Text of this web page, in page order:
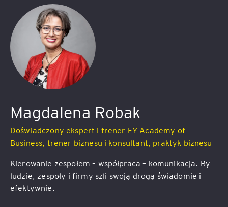
Magdalena Robak
Doświadczony ekspert i trener EY Academy of
Business, trener biznesu i konsultant, praktyk biznesu
Kierowanie zespołem – współpraca – komunikacja. By
ludzie, zespoły i firmy szli swoją drogą świadomie i
efektywnie.